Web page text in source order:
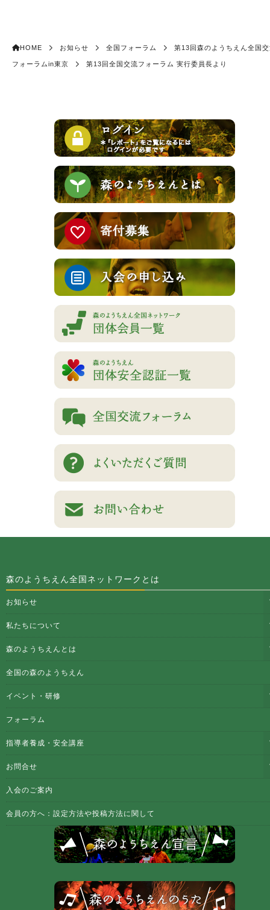
HOME お知らせ 全国フォーラム 第13回森のようちえん全国
フォーラムin東京 第13回全国交流フォーラム 実行委員長より
森のようちえん全国ネットワークとは
お知らせ
私たちについて
森のようちえんとは
全国の森のようちえん
イベント・研修
フォーラム
指導者養成・安全講座
お問合せ
入会のご案内
会員の方へ：設定方法や投稿方法に関して